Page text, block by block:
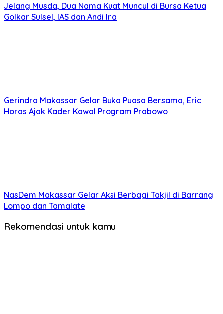
Jelang Musda, Dua Nama Kuat Muncul di Bursa Ketua
Golkar Sulsel, IAS dan Andi Ina
Gerindra Makassar Gelar Buka Puasa Bersama, Eric
Horas Ajak Kader Kawal Program Prabowo
NasDem Makassar Gelar Aksi Berbagi Takjil di Barrang
Lompo dan Tamalate
Rekomendasi untuk kamu